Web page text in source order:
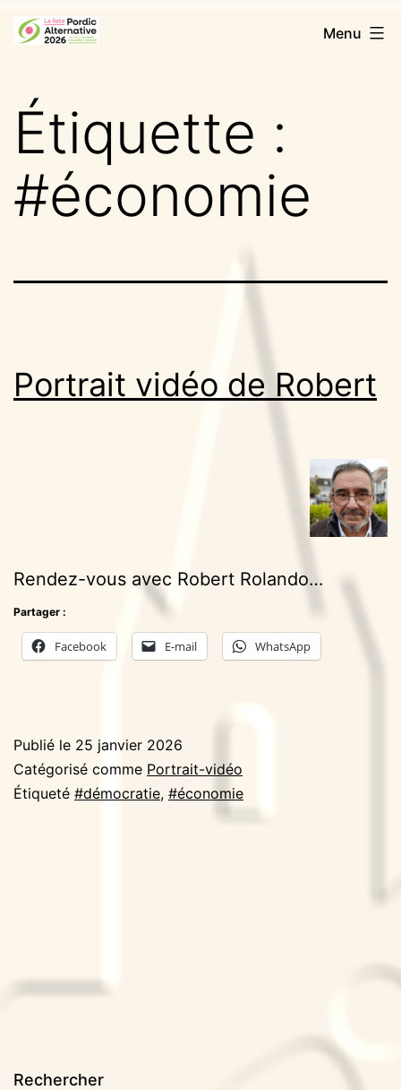
Aller
auPordic
2026
Menu
Étiquette :
#économie
Portrait vidéo de Robert
Rendez-vous avec Robert Rolando…
Partager :
Facebook E-mail WhatsApp
Publié le 25 janvier 2026
Catégorisé comme Portrait-vidéo
Étiqueté #démocratie, #économie
Rechercher